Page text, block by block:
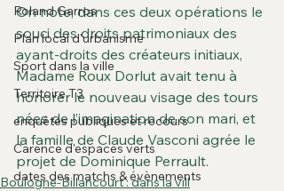
Roland Garros
Plan local d'urbanisme
Sport dans la ville
Territoire T3
enquêtes publiques et recours
Carence d'espaces verts
dates des matchs & évènements
On note, dans ces deux opérations le
souci des droits patrimoniaux des
ayant-droits des créateurs initiaux,
Madame Roux Dorlut avait tenu à
honorer le nouveau visage des tours
nées de l’imagination de son mari, et
la famille de Claude Vasconi agrée le
projet de Dominique Perrault.
Boulogne-Billancourt : dans la vill